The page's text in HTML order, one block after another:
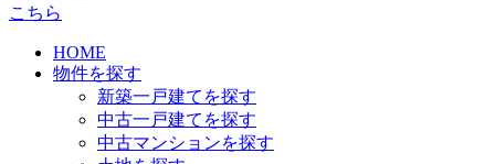
こちら
HOME
物件を探す
新築一戸建てを探す
中古一戸建てを探す
中古マンションを探す